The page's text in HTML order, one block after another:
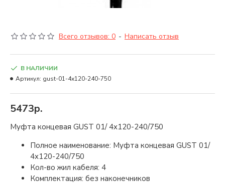
Всего отзывов: 0 - Написать отзыв
5473р.
В НАЛИЧИИ
Артикул: gust-01-4x120-240-750
Муфта концевая GUST 01/ 4x120-240/750
Полное наименование: Муфта концевая GUST 01/
4x120-240/750
Кол-во жил кабеля: 4
Комплектация: без наконечников